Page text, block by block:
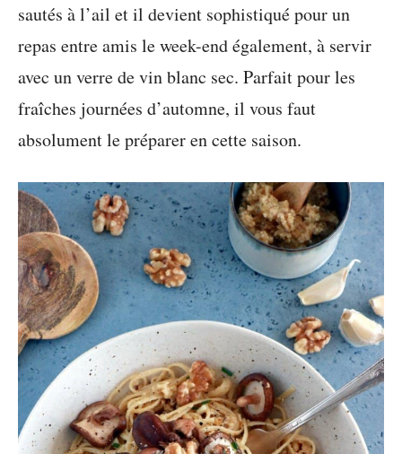
sautés à l’ail et il devient sophistiqué pour un
repas entre amis le week-end également, à servir
avec un verre de vin blanc sec. Parfait pour les
fraîches journées d’automne, il vous faut
absolument le préparer en cette saison.